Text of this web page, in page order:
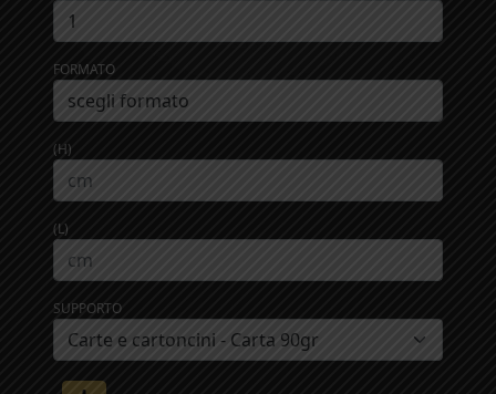
FORMATO
(H)
(L)
SUPPORTO